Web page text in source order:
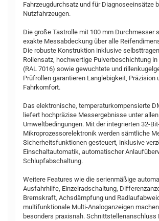
Fahrzeugdurchsatz und für Diagnoseeinsätze
Nutzfahrzeugen.
Die große Tastrolle mit 100 mm Durchmesser
exakte Messabdeckung über alle
Die robuste Konstruktion inklusive
Rollensatz, hochwertige Pulverbeschichtung
(RAL 7016) sowie gewuchtete und
Prüfrollen garantieren Langlebigkeit, Präzision
Fahrkomfort.
Das elektronische, temperaturkompensierte
liefert hochpräzise Messergebnisse unter allen
Umweltbedingungen. Mit der integrierten 32-
Mikroprozessorelektronik werden sämtliche
Sicherheitsfunktionen gesteuert, inklusive
Einschaltautomatik, automatischer
Schlupfabschaltung.
Weitere Features wie die serienmäßige
Ausfahrhilfe, Einzelradschaltung,
Bremskraft, Achsdämpfung und
multifunktionale Multi-Analoganzeigen
besonders praxisnah. Schnittstellenanschluss